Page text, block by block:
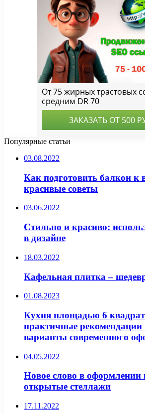
Популярные статьи
03.08.2022
Как подготовить балкон к
красивые советы
03.06.2022
Стильно и красиво:
в дизайне
18.03.2022
Кафельная плитка –
01.08.2023
Кухня площадью 6
практичные рекомендации
варианты современного
04.05.2022
Новое слово в оформлении
открытые стеллажи
17.11.2022